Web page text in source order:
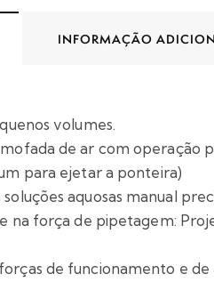
INFORMAÇÃO
volumes.
de ar com
para ejetar a ponteira)
aquosas manual
na força de pipetagem:
de funcionamento e